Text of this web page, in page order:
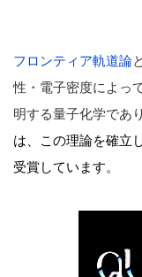
フロンティア軌道論
性・電子密度によっ
明する量子化学であり
は、この理論を確立
受賞しています。